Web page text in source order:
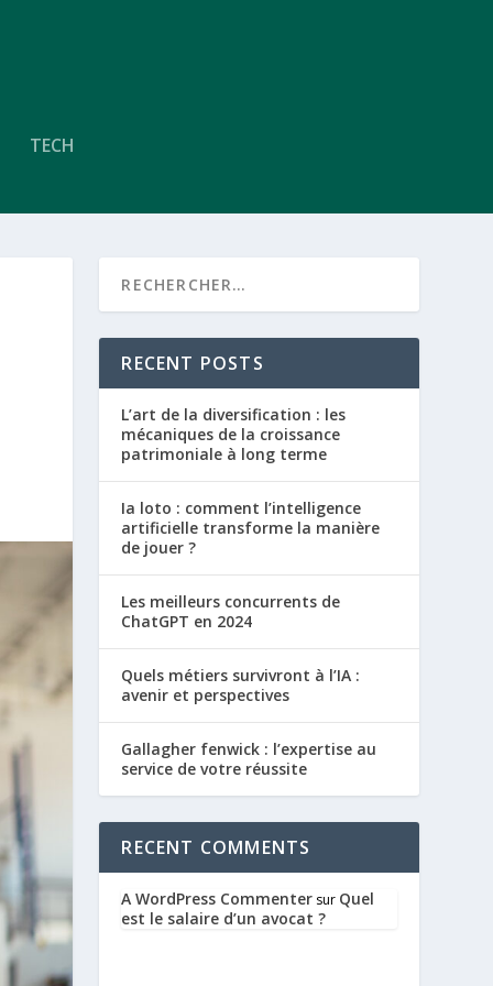
TECH
RECENT POSTS
L’art de la diversification : les
mécaniques de la croissance
patrimoniale à long terme
Ia loto : comment l’intelligence
artificielle transforme la manière
de jouer ?
Les meilleurs concurrents de
ChatGPT en 2024
Quels métiers survivront à l’IA :
avenir et perspectives
Gallagher fenwick : l’expertise au
service de votre réussite
RECENT COMMENTS
A WordPress Commenter sur Quel
est le salaire d’un avocat ?